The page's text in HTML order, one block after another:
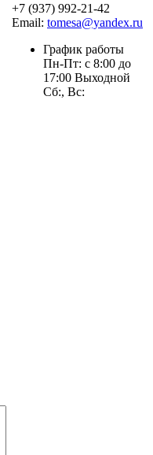
+7 (937) 992-21-42
Email: tomesa@yandex.ru
График работы
Пн-Пт: с 8:00 до
17:00 Выходной
Сб:, Вс: